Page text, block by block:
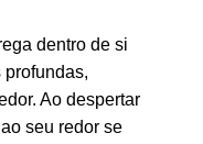
dentro de si
Ao despertar
seu redor se